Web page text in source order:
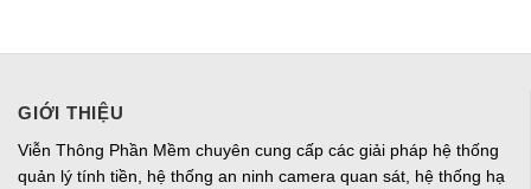
GIỚI THIỆU
Viễn Thông Phần Mềm chuyên cung cấp các giải pháp hệ thống
quản lý tính tiền, hệ thống an ninh camera quan sát, hệ thống hạ